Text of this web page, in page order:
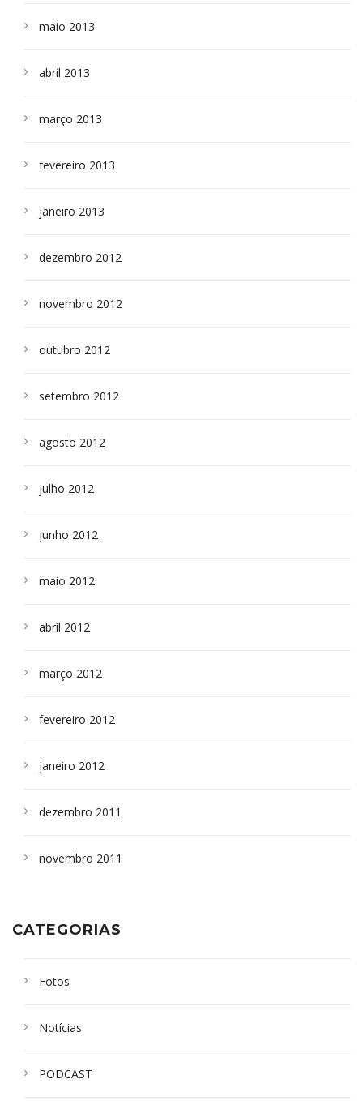
maio 2013
abril 2013
março 2013
fevereiro 2013
janeiro 2013
dezembro 2012
novembro 2012
outubro 2012
setembro 2012
agosto 2012
julho 2012
junho 2012
maio 2012
abril 2012
março 2012
fevereiro 2012
janeiro 2012
dezembro 2011
novembro 2011
CATEGORIAS
Fotos
Notícias
PODCAST